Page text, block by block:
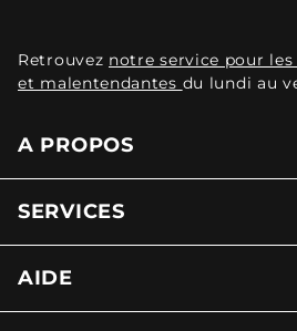
Retrouvez notre service pour les
et malentendantes du lundi au
A PROPOS
SERVICES
AIDE